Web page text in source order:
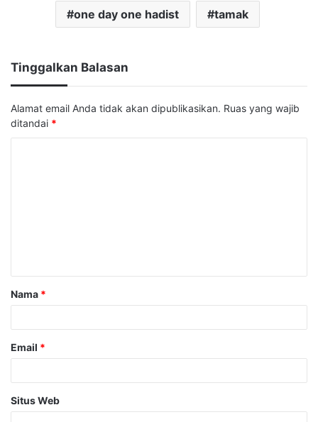
one day one hadist tamak
Tinggalkan Balasan
Alamat email Anda tidak akan dipublikasikan. Ruas yang wajib
ditandai *
a
r
Nama *
Email *
Situs Web